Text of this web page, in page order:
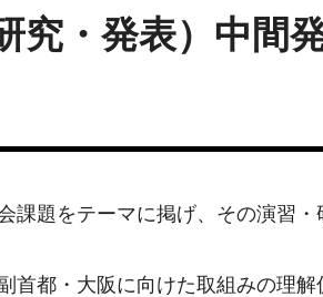
・発表）中間
課題をテーマに掲げ、その演習
都・大阪に向けた取組みの理